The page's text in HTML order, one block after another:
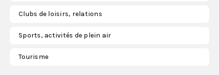
SERVICES
Clubs de loisirs, relations
Sports, activités de plein air
Tourisme